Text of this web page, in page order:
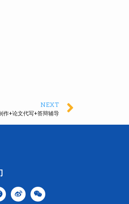
NEXT
作+论文代写+答辩辅导